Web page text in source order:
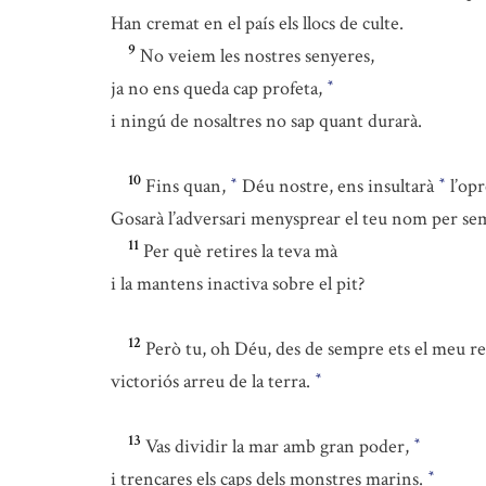
Han cremat en el país els llocs de culte.
9 No veiem les nostres senyeres,
ja no ens queda cap profeta, *
i ningú de nosaltres no sap quant durarà.
10 Fins quan, * Déu nostre, ens insultarà *
Gosarà l’adversari menysprear el teu nom per
11 Per què retires la teva mà
i la mantens inactiva sobre el pit?
12 Però tu, oh Déu, des de sempre ets el meu
victoriós arreu de la terra. *
13 Vas dividir la mar amb gran poder, *
i trencares els caps dels monstres marins. *